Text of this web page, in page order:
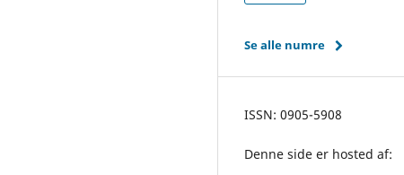
Se alle numre
ISSN: 0905-5908
Denne side er hosted af: